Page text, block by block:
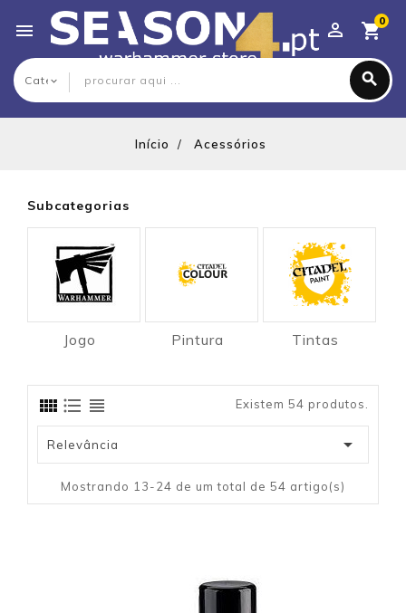
0

Início Acessórios
Subcategorias
Jogo Pintura Tintas
Existem 54 produtos.
Relevância 
Mostrando 13-24 de um total de 54 artigo(s)